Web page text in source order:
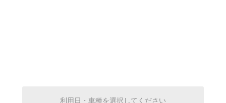
¥1,500
利用日・車種を選択してください